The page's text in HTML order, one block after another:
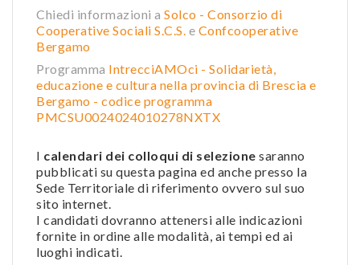
Chiedi informazioni a Solco - Consorzio di
Cooperative Sociali S.C.S. e Confcooperative
Bergamo
Programma IntrecciAMOci - Solidarietà,
educazione e cultura nella provincia di Brescia e
Bergamo - codice programma
PMCSU0024024010278NXTX
I calendari dei colloqui di selezione saranno
pubblicati su questa pagina ed anche presso la
Sede Territoriale di riferimento ovvero sul suo
sito internet.
I candidati dovranno attenersi alle indicazioni
fornite in ordine alle modalità, ai tempi ed ai
luoghi indicati.